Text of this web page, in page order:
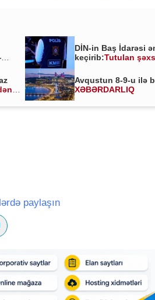
DİN-in Baş İdarəsi
keçirib:Tutulan
Avqustun 8-9-u ilə
XƏBƏRDARLIQ
paylaşın